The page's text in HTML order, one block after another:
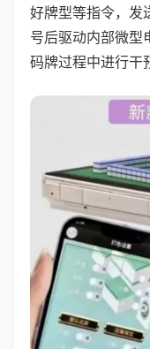
好牌型等指令，发
号后驱动内部微型
码牌过程中进行干